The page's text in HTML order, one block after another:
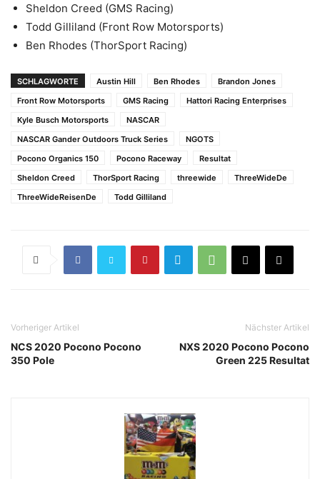
Sheldon Creed (GMS Racing)
Todd Gilliland (Front Row Motorsports)
Ben Rhodes (ThorSport Racing)
SCHLAGWORTE Austin Hill Ben Rhodes
Brandon Jones
Front Row Motorsports
GMS Racing
Hattori Racing Enterprises
Kyle Busch Motorsports
NASCAR
NASCAR Gander Outdoors Truck Series
NGOTS
Pocono Organics 150
Pocono Raceway
Resultat
Sheldon Creed
ThorSport Racing threewide
ThreeWideDe
ThreeWideReisenDe
Todd Gilliland
Vorheriger Artikel
NCS 2020 Pocono Pocono
350 Pole
Nächster Artikel
NXS 2020 Pocono Pocono
Green 225 Resultat